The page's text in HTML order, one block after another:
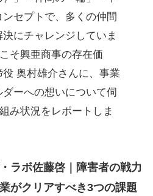
セプトで、多くの仲間
にチャレンジしていま
そ興亜商事の存在価
奥村雄介さんに、事業
ーへの想いについて伺
み状況をレポートしま
ラボ佐藤啓｜障害者の戦力
がクリアすべき3つの課題